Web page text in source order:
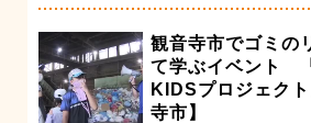
観音寺市でゴミの
て学ぶイベント
KIDSプロジェク
寺市】